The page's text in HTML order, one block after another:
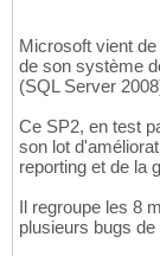
Microsoft vient
de son système
(SQL Server
Ce SP2, en test
son lot
reporting et de la
Il regroupe les 8
plusieurs bugs